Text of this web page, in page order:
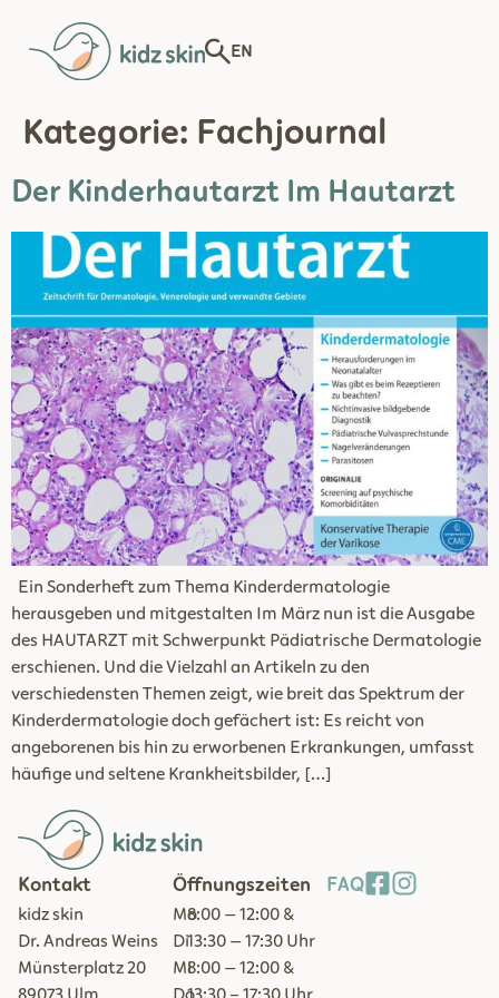
EN
Kategorie: Fachjournal
Der Kinderhautarzt Im Hautarzt
Ein Sonderheft zum Thema Kinderdermatologie
herausgeben und mitgestalten Im März nun ist die Ausgabe
des HAUTARZT mit Schwerpunkt Pädiatrische Dermatologie
erschienen. Und die Vielzahl an Artikeln zu den
verschiedensten Themen zeigt, wie breit das Spektrum der
Kinderdermatologie doch gefächert ist: Es reicht von
angeborenen bis hin zu erworbenen Erkrankungen, umfasst
häufige und seltene Krankheitsbilder, […]
Kontakt
kidz skin
Dr. Andreas Weins
Münsterplatz 20
89073 Ulm
Öffnungszeiten
Mo
Di
Mi
Do
8:00 – 12:00 &
13:30 – 17:30 Uhr
8:00 – 12:00 &
13:30 - 17:30 Uhr
FAQ